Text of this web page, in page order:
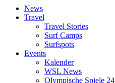
News
Travel
Travel Stories
Surf Camps
Surfspots
Events
Kalender
WSL News
Olympische Spiele 24